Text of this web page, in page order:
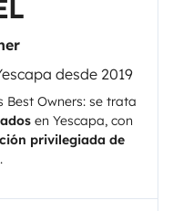
desde 2019
Owners: se trata
en Yescapa, con
privilegiada de
.